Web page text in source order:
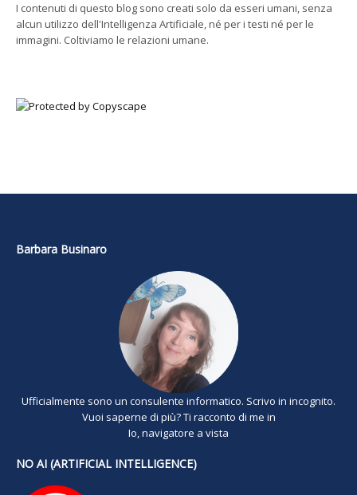
I contenuti di questo blog sono creati solo da esseri umani, senza
alcun utilizzo dell'Intelligenza Artificiale, né per i testi né per le
immagini. Coltiviamo le relazioni umane.
Barbara Businaro
Ufficialmente sono un consulente informatico. Scrivo in incognito.
Vuoi saperne di più? Ti racconto di me in
Io, navigatore a vista
NO AI (ARTIFICIAL INTELLIGENCE)